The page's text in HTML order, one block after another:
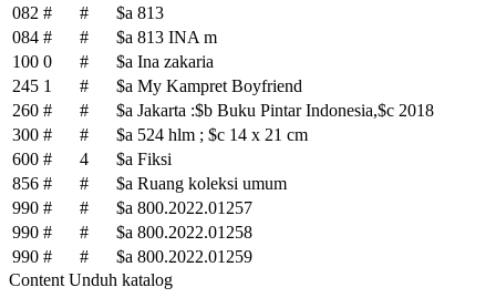
082 # #
$a 813
084 # #
$a 813 INA m
100 0 #
$a Ina zakaria
245 1 #
$a My Kampret Boyfriend
260 # #
$a Jakarta :$b Buku Pintar Indonesia,$c 2018
300 # #
$a 524 hlm ; $c 14 x 21 cm
600 # 4
$a Fiksi
856 # #
$a Ruang koleksi umum
990 # #
$a 800.2022.01257
990 # #
$a 800.2022.01258
990 # #
$a 800.2022.01259
Content Unduh katalog